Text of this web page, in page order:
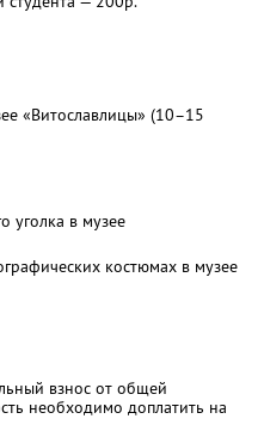
«Витославлицы» (10–15
уголка в музее
костюмах в музее
взнос от общей
необходимо доплатить на